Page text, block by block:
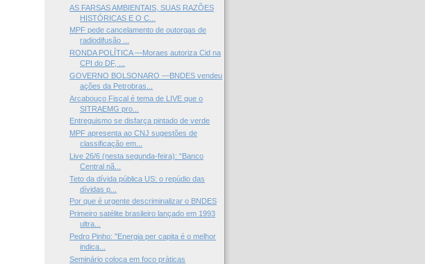
AS FARSAS AMBIENTAIS, SUAS RAZÕES
HISTÓRICAS E O C...
MPF pede cancelamento de outorgas de
radiodifusão ...
RONDA POLÍTICA —Moraes autoriza Cid na
CPI do DF, ...
GOVERNO BOLSONARO —BNDES vendeu
ações da Petrobras...
Arcabouço Fiscal é tema de LIVE que o
SITRAEMG pro...
Entreguismo se disfarça pintado de verde
MPF apresenta ao CNJ sugestões de
classificação em...
Live 26/6 (nesta segunda-feira): “Banco
Central nã...
Teto da dívida pública US: o repúdio das
dívidas p...
Por que é urgente descriminalizar o BNDES
Primeiro satélite brasileiro lançado em 1993
ultra...
Pedro Pinho: "Energia per capita é o melhor
indica...
Seminário coloca em foco práticas